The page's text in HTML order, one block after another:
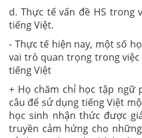
d. Thực tế vấn đề HS trong
tiếng Việt.
- Thực tế hiện nay, một số
vai trò quan trọng trong
tiếng Việt
+ Họ chăm chỉ học tập ngữ
câu để sử dụng tiếng Việt
học sinh nhận thức được
truyền cảm hứng cho